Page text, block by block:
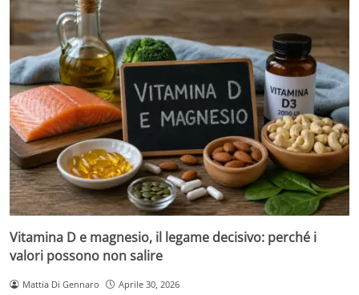
Vitamina D e magnesio, il legame decisivo: perché i
valori possono non salire
Mattia Di Gennaro Aprile 30, 2026